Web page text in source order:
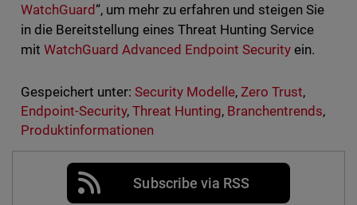
WatchGuard“, um mehr zu erfahren und steigen Sie
in die Bereitstellung eines Threat Hunting Service
mit WatchGuard Advanced Endpoint Security ein.
Gespeichert unter: Security Modelle, Zero Trust,
Endpoint-Security, Threat Hunting, Branchentrends,
Produktinformationen
Subscribe via RSS